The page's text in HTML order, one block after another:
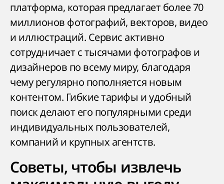
платформа, которая предлагает более 70
миллионов фотографий, векторов, видео
и иллюстраций. Сервис активно
сотрудничает с тысячами фотографов и
дизайнеров по всему миру, благодаря
чему регулярно пополняется новым
контентом. Гибкие тарифы и удобный
поиск делают его популярными среди
индивидуальных пользователей,
компаний и крупных агентств.
Советы, чтобы извлечь